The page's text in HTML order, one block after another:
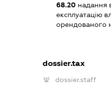
68.20надання
експлуатацію
орендованого
dossier.tax
dossier.staff